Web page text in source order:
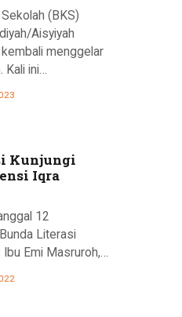
(BKS)
Aisyiyah
menggelar
Kali ini…
Kunjungi
Iqra
12
Literasi
Ibu Emi Masruroh,…